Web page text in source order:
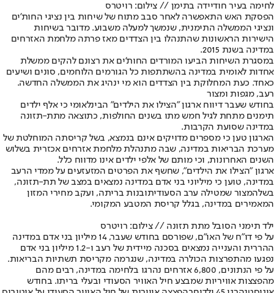
לחימה בעיר חודיידה בתימן // צילום: רויטרס
הפסקת האש התאפשרה לאחר סבב מתוח של שיחות בין נציגי החות'ים
ונציגי הממשלה התימנית, שנמשך למעלה משבוע. מדובר בשיחות
הישירות הראשונות שהתנהלו בין הצדדים מאז פרתה מלחמת האזרחים
במדינה בשנת 2015.
במסגרת השיחות הביעו המורדים החות'ים את רצונם להקים ממשלת
אחדות לאומית במדינה בהשתתפות כל הגורמים הלוחמים, סונים ושיעים
כאחד. כעת המחלוקת בין הצדדים הוא מי ינהיג את הממשלה החדשה.
רעב, מגפות ומצור
בחודש שעבר דיווח ארגון "הצילו את הילדים" הבינלאומי כי אלף ילדים
תימנים מתחת לגיל חמש מתו בשנים החולפות, כתוצאה מתת-תזונה
במדינה שסועת הקרבות.
הארגון טען כי מספרים מדויקים אינם בנמצא, בשל קריסתה המוחלטת של
מערכת הבריאות במדינה, שבה מתנהלת מלחמת אזרחים אכזרית בשלוש
השנים האחרונות, וכי מותם של אלפי ילדים אינו מדווח כלל.
ארגון "הצילו את הילדים", שחשף את הפרטים המזעזעים על ממדי הרעב
במדינה, טוען כי מיליוני בני אדם במדינה נמצאים במצב של תת-תזונה,
בשלהמצור שמטילה ערב הסעודיתובנות בריתה, ועקב מחירי המזון
המאמירים במדינה, בגלל קריסת המטבע המקומי.
ילד תימני הסובל מתת תזונה // צילום: רויטרס
על פי דו"ח של האו"ם, שפורסם בחודש שעבר, 14 מיליון בני אדם במדינה
ההררית והענייה נמצאים בסכנה מיידית של רעב ו-1.2 מיליון בני אדם
נפגעו מהתפרצות הכולרה במדינה, שנגרמה מקריסת תשתיות הבריאות.
על פי הנתונים, 6,800 אזרחים נהרגו בלחימה במדינה, רבים מהם
מהפצצות אוויריות שמבצע חיל האוויר הסעודי ובעלי בריתו. בחודש